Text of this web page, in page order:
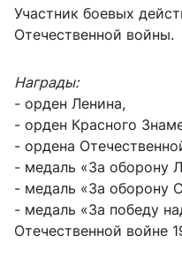
Участник боевых
Отечественной войны.
Награды:
- орден Ленина,
- орден Красного
- ордена
- медаль «За оборону
- медаль «За оборону
- медаль «За победу
Отечественной войне